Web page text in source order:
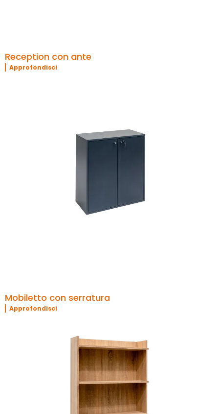
Reception con ante
Approfondisci
Mobiletto con serratura
Approfondisci